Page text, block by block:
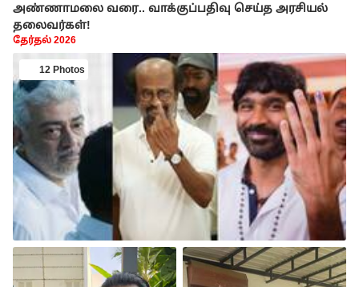
அண்ணாமலை வரை.. வாக்குப்பதிவு செய்த அரசியல்
தலைவர்கள்!
தேர்தல் 2026
12 Photos